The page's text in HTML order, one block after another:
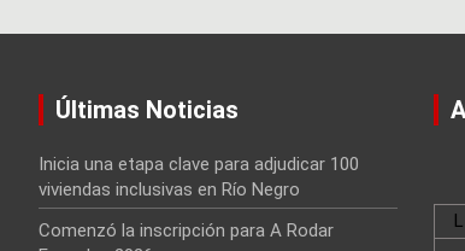
Últimas Noticias
Inicia una etapa clave para adjudicar 100
viviendas inclusivas en Río Negro
Comenzó la inscripción para A Rodar
L